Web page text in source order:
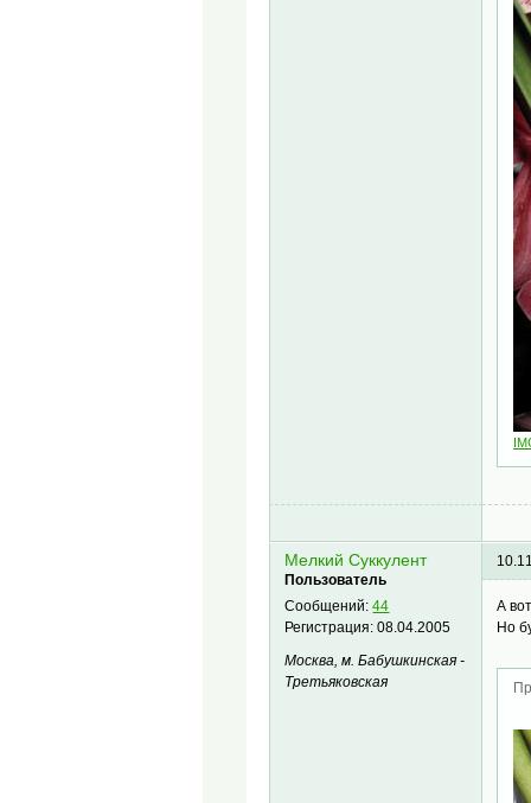
Мелкий Суккулент
Пользователь
Сообщений:44
Регистрация:08.04.2005
Москва, м. Бабушкинская -
Третьяковская
А
Но